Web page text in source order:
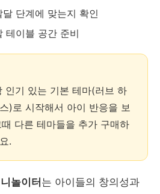
달 단계에 맞는지 확인
테이블 공간 준비
인기 있는 기본 테마(러브 하
)로 시작해서 아이 반응을 보
다른 테마들을 추가 구매하
.
놀이터 는 아이들의 창의성과